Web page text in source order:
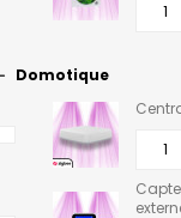
Domotique